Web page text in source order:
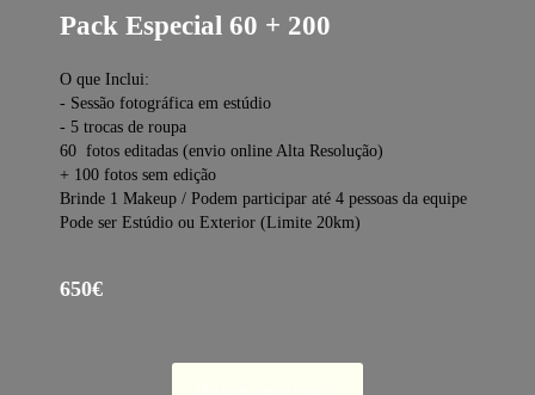
Pack Especial 60 + 200
O que Inclui:
- Sessão fotográfica em estúdio
- 5 trocas de roupa
60 fotos editadas (envio online Alta Resolução)
+ 100 fotos sem edição
Brinde 1 Makeup / Podem participar até 4 pessoas da equipe
Pode ser Estúdio ou Exterior (Limite 20km)
650€